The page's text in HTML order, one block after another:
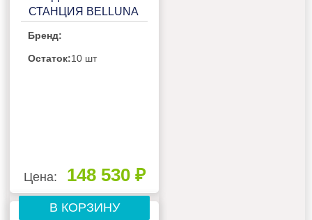
СТАНЦИЯ BELLUNA
ПОТРЕБИТЕЛЯ, С
РЕСИВЕРОМ,
Бренд:
Остаток:10 шт
Цена: 148 530 ₽
В КОРЗИНУ